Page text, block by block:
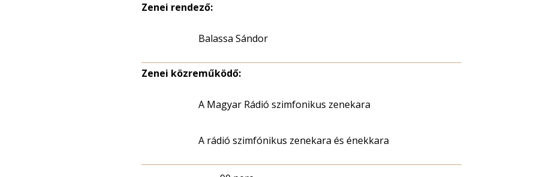
Zenei rendező:
Balassa Sándor
Zenei közreműködő:
A Magyar Rádió szimfonikus zenekara
A rádió szimfónikus zenekara és énekkara